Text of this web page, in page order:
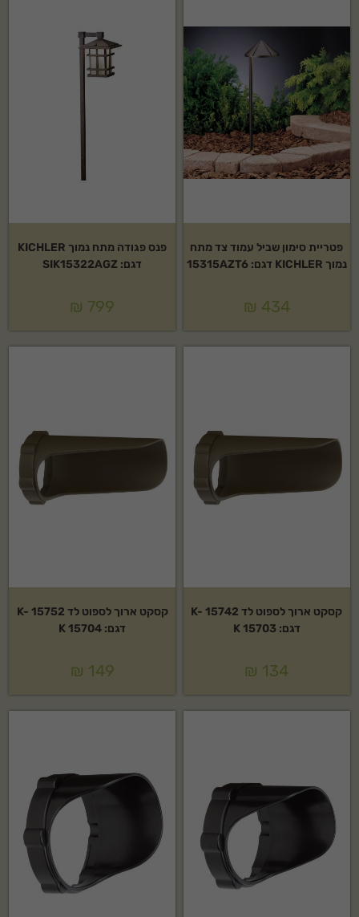
פטריית סימון שביל עמוד צד מתח
נמוך KICHLER דגם: 15315AZT6
₪ 434
פנס פגודה מתח נמוך KICHLER
דגם: SIK15322AGZ
₪ 799
קסקט ארוך לספוט לד K- 15742
דגם: K 15703
₪ 134
קסקט ארוך לספוט לד K- 15752
דגם: K 15704
₪ 149